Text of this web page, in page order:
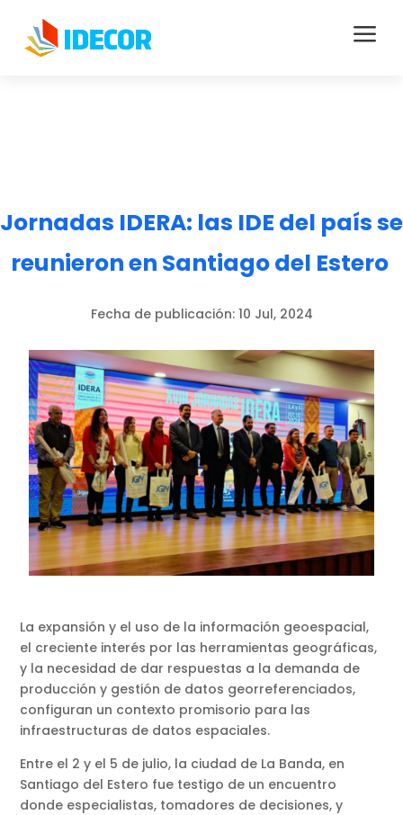
a
Jornadas IDERA: las IDE del país se
reunieron en Santiago del Estero
Fecha de publicación: 10 Jul, 2024
La expansión y el uso de la información geoespacial,
el creciente interés por las herramientas geográficas,
y la necesidad de dar respuestas a la demanda de
producción y gestión de datos georreferenciados,
configuran un contexto promisorio para las
infraestructuras de datos espaciales.
Entre el 2 y el 5 de julio, la ciudad de La Banda, en
Santiago del Estero fue testigo de un encuentro
donde especialistas, tomadores de decisiones, y